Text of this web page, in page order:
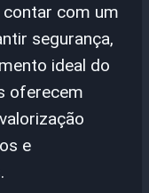
contar com um
segurança,
ideal do
oferecem
e